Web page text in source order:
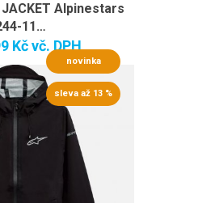
JACKET Alpinestars
11…
Kčvč. DPH
novinka
sleva až 13 %